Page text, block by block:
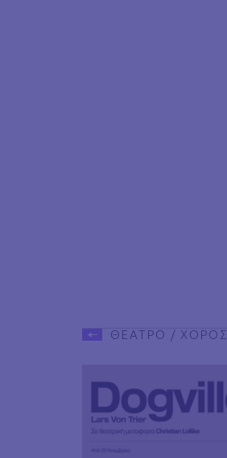
ΘΕΑΤΡΟ / ΧΟΡΟΣ